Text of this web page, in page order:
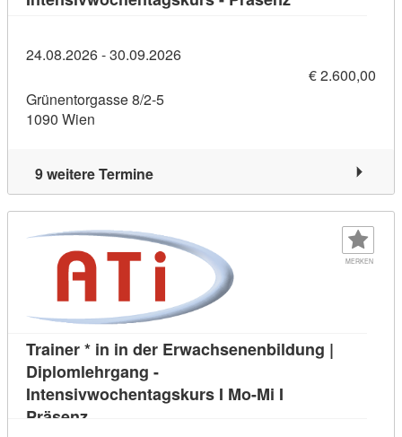
24.08.2026 - 30.09.2026
€ 2.600,00
Grünentorgasse 8/2-5
1090 Wien
9 weitere Termine
MERKEN
Trainer * in in der Erwachsenenbildung |
Diplomlehrgang -
Intensivwochentagskurs I Mo-Mi I
PräsenzKursdetail: Trainer * in in der